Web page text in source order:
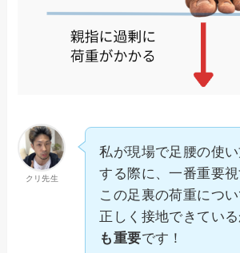
クリ先生
私が現場で足腰の使
する際に、一番重要
この足裏の荷重につい
正しく接地できてい
も重要です！